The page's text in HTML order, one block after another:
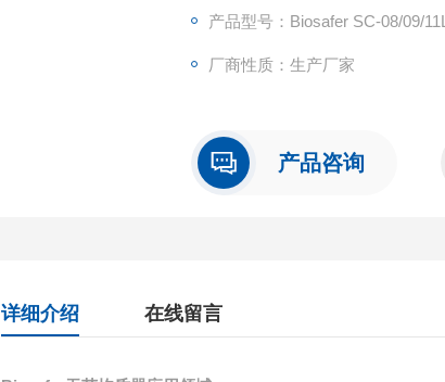
产品型号：Biosafer SC-08/09/11L
厂商性质：生产厂家
产品咨询
详细介绍 在线留言